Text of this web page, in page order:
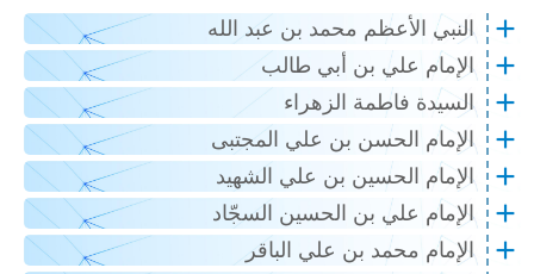
النبي الأعظم محمد بن عبد الله
الإمام علي بن أبي طالب
السيدة فاطمة الزهراء
الإمام الحسن بن علي المجتبى
الإمام الحسين بن علي الشهيد
الإمام علي بن الحسين السجّاد
الإمام محمد بن علي الباقر